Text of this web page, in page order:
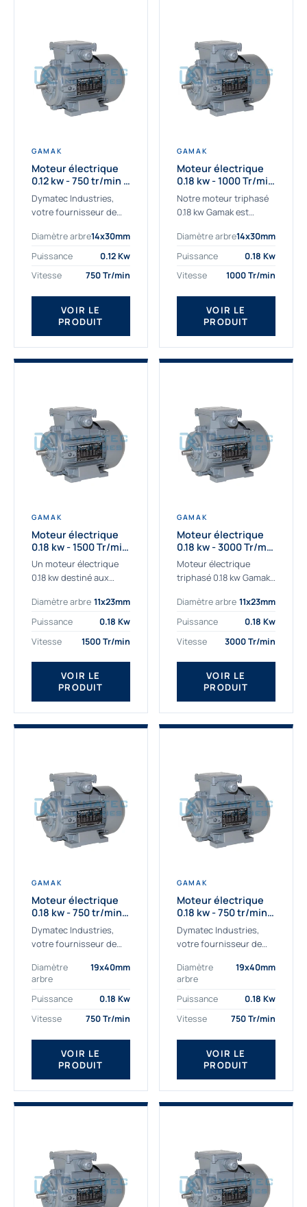
GAMAK
Moteur électrique
0.12 kw - 750 tr/min -
230/400V - IE2
Dymatec Industries,
votre fournisseur de
kw. Dymatec Industries
vous propose le moteur
moteur de
qualité Gamak...
Diamètre arbre14x30mm
Puissance
0.12 Kw
Vitesse
750 Tr/min
VOIR LE
PRODUIT
GAMAK
Moteur électrique
0.18 kw - 1000 Tr/min
- 230/400V - IE2
Notre moteur triphasé
0.18 kw Gamak est
aux applications
sévères. Nous
assemblons et
fournissons des
moteurs asynchrones
depuis de
nombreuses...
Diamètre arbre14x30mm
Puissance
0.18 Kw
Vitesse
1000 Tr/min
VOIR LE
PRODUIT
GAMAK
Moteur électrique
0.18 kw - 1500 Tr/min
- 230/400V - IE2
Un moteur électrique
0.18 kw destiné aux
exigeantes. Fort de
nombreuses années
détermination et la
fourniture...
Diamètre arbre 11x23mm
Puissance
0.18 Kw
Vitesse
1500 Tr/min
VOIR LE
PRODUIT
GAMAK
Moteur électrique
0.18 kw - 3000 Tr/min
- 230/400V - IE2
Moteur électrique
triphasé 0.18 kw Gamak,
professionnelle
indispensable à vos
Fournisseur Français
des moteurs
électriques Gamak,
nous proposons
exclusivement des...
Diamètre arbre 11x23mm
Puissance
0.18 Kw
Vitesse
3000 Tr/min
VOIR LE
PRODUIT
GAMAK
Moteur électrique
0.18 kw - 750 tr/min -
230/400V - IE2
Dymatec Industries,
votre fournisseur de
kw. Dymatec Industries
vous propose le moteur
électrique 0.18 kw, un
qualité Gamak...
Diamètre
arbre
19x40mm
Puissance
0.18 Kw
Vitesse
750 Tr/min
VOIR LE
PRODUIT
GAMAK
Moteur électrique
0.18 kw - 750 tr/min -
230/400V - IE3
Dymatec Industries,
votre fournisseur de
kw. Dymatec Industries
vous propose le moteur
électrique 0.18 kw, un
moteur de qualité...
Diamètre
arbre
19x40mm
Puissance
0.18 Kw
Vitesse
750 Tr/min
VOIR LE
PRODUIT